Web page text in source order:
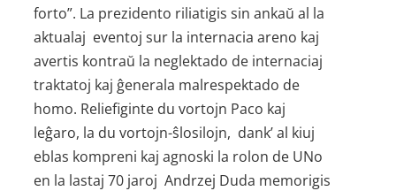
forto”. La prezidento riliatigis sin ankaŭ al la
aktualaj eventoj sur la internacia areno kaj
avertis kontraŭ la neglektado de internaciaj
traktatoj kaj ĝenerala malrespektado de
homo. Reliefiginte du vortojn Paco kaj
leĝaro, la du vortojn-ŝlosilojn, dank’ al kiuj
eblas kompreni kaj agnoski la rolon de UNo
en la lastaj 70 jaroj Andrzej Duda memorigis